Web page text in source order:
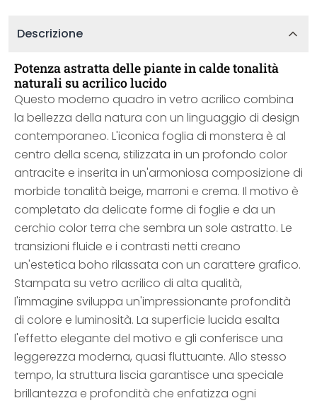
Descrizione
Potenza astratta delle piante in calde tonalità
naturali su acrilico lucido
Questo moderno quadro in vetro acrilico combina
la bellezza della natura con un linguaggio di design
contemporaneo. L'iconica foglia di monstera è al
centro della scena, stilizzata in un profondo color
antracite e inserita in un'armoniosa composizione di
morbide tonalità beige, marroni e crema. Il motivo è
completato da delicate forme di foglie e da un
cerchio color terra che sembra un sole astratto. Le
transizioni fluide e i contrasti netti creano
un'estetica boho rilassata con un carattere grafico.
Stampata su vetro acrilico di alta qualità,
l'immagine sviluppa un'impressionante profondità
di colore e luminosità. La superficie lucida esalta
l'effetto elegante del motivo e gli conferisce una
leggerezza moderna, quasi fluttuante. Allo stesso
tempo, la struttura liscia garantisce una speciale
brillantezza e profondità che enfatizza ogni